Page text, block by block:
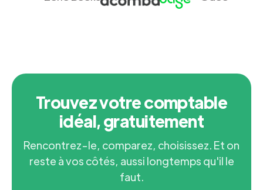
Trouvez votre comptable
idéal, gratuitement
Rencontrez-le, comparez, choisissez. Et on
reste à vos côtés, aussi longtemps qu'il le
faut.